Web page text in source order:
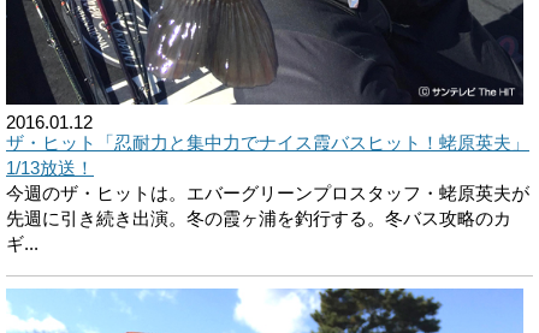
2016.01.12
ザ・ヒット「忍耐力と集中力でナイス霞バスヒット！蛯原英夫」
1/13放送！
今週のザ・ヒットは。エバーグリーンプロスタッフ・蛯原英夫が
先週に引き続き出演。冬の霞ヶ浦を釣行する。冬バス攻略のカ
ギ...